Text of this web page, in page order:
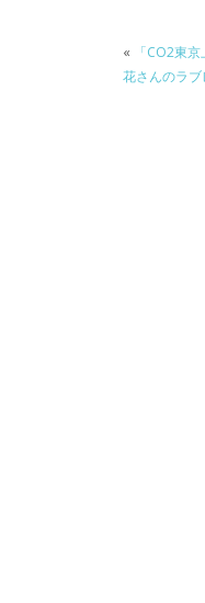
k
«
「CO2東
花さんのラ